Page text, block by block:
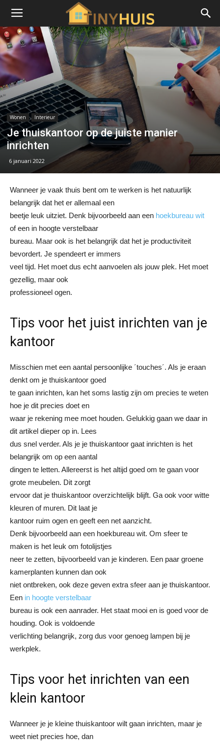
Wonen Interieur
Je thuiskantoor op de juiste manier
inrichten
6 januari 2022
Wanneer je vaak thuis bent om te werken is het natuurlijk
belangrijk dat het er allemaal een
beetje leuk uitziet. Denk bijvoorbeeld aan een hoekbureau wit
of een in hoogte verstelbaar
bureau. Maar ook is het belangrijk dat het je productiviteit
bevordert. Je spendeert er immers
veel tijd. Het moet dus echt aanvoelen als jouw plek. Het moet
gezellig, maar ook
professioneel ogen.
Tips voor het juist inrichten van je
kantoor
Misschien met een aantal persoonlijke ´touches´. Als je eraan
denkt om je thuiskantoor goed
te gaan inrichten, kan het soms lastig zijn om precies te weten
hoe je dit precies doet en
waar je rekening mee moet houden. Gelukkig gaan we daar in
dit artikel dieper op in. Lees
dus snel verder. Als je je thuiskantoor gaat inrichten is het
belangrijk om op een aantal
dingen te letten. Allereerst is het altijd goed om te gaan voor
grote meubelen. Dit zorgt
ervoor dat je thuiskantoor overzichtelijk blijft. Ga ook voor witte
kleuren of muren. Dit laat je
kantoor ruim ogen en geeft een net aanzicht.
Denk bijvoorbeeld aan een hoekbureau wit. Om sfeer te
maken is het leuk om fotolijstjes
neer te zetten, bijvoorbeeld van je kinderen. Een paar groene
kamerplanten kunnen dan ook
niet ontbreken, ook deze geven extra sfeer aan je thuiskantoor.
Een in hoogte verstelbaar
bureau is ook een aanrader. Het staat mooi en is goed voor de
houding. Ook is voldoende
verlichting belangrijk, zorg dus voor genoeg lampen bij je
werkplek.
Tips voor het inrichten van een
klein kantoor
Wanneer je je kleine thuiskantoor wilt gaan inrichten, maar je
weet niet precies hoe, dan